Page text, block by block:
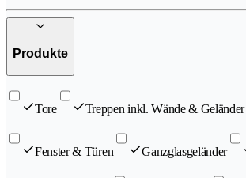
Produkte
Tore Treppen inkl. Wände & Geländer
Fenster & Türen Ganzglasgeländer